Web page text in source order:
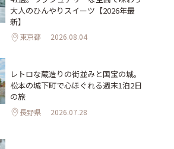
大人のひんやりスイーツ【2026年最
新】
東京都 2026.08.04
レトロな蔵造りの街並みと国宝の城。
松本の城下町で心ほぐれる週末1泊2日
の旅
長野県 2026.07.28